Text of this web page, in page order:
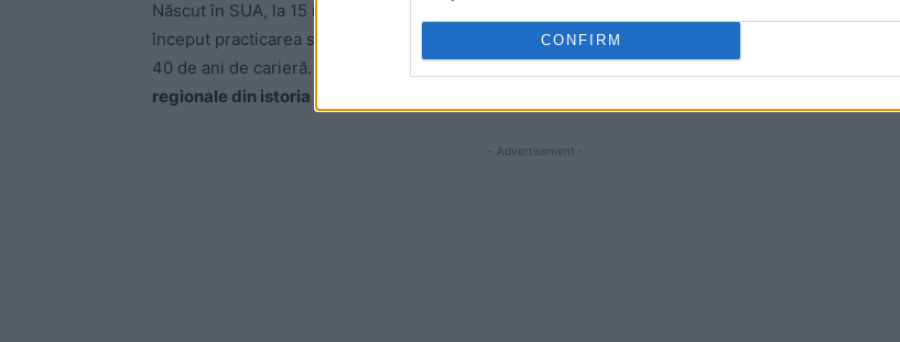
CONFIRM
Născut în SUA, la 15 iulie 1964, John Brzenk avea să devină senzația armwresting-ului mondial. A
început practicarea skandenberg-ului la vârsta de 13 ani, iar la 16 câștiga prima competiție din cei
40 de ani de carieră. Marele sportiv a acumulatcele mai multe titluri mondiale, naționale și
regionale din istoria armwrestling-ului
- Advertisement -